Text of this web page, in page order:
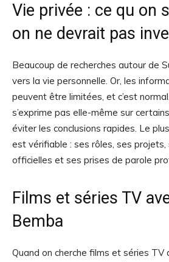
Vie privée : ce qu on
on ne devrait pas
Beaucoup de recherches autour de
vers la vie personnelle. Or, les
peuvent être limitées, et c’est
s’exprime pas elle-même sur
éviter les conclusions rapides. Le
est vérifiable : ses rôles, ses
officielles et ses prises de parole
Films et séries TV
Bemba
Quand on cherche films et séries TV